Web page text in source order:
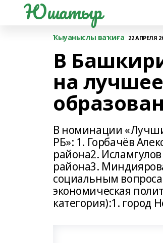
Юшатыр
Ҡыуаныслы ваҡиға 22 АПРЕЛЯ
В
на
В номинации
РБ»: 1. Горбачёв
района2.
района3.
социальным
экономическая
категория):1. город